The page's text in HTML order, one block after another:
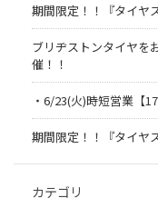
期間限定！！『タイヤ
ブリヂストンタイヤを
催！！
・6/23(火)時短営業【
期間限定！！『タイヤ
カテゴリ